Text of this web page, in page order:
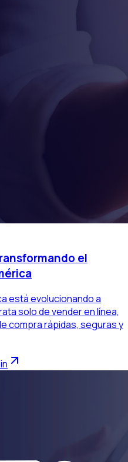
el
está evolucionando a
solo de vender en línea,
compra rápidas, seguras y